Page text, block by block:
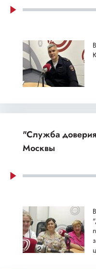
"Служба
Москвы